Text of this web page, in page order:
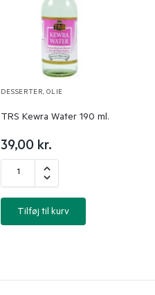
DESSERTER,OLIE
TRS Kewra Water 190 ml.
39,00 kr.
Tilføj til kurv